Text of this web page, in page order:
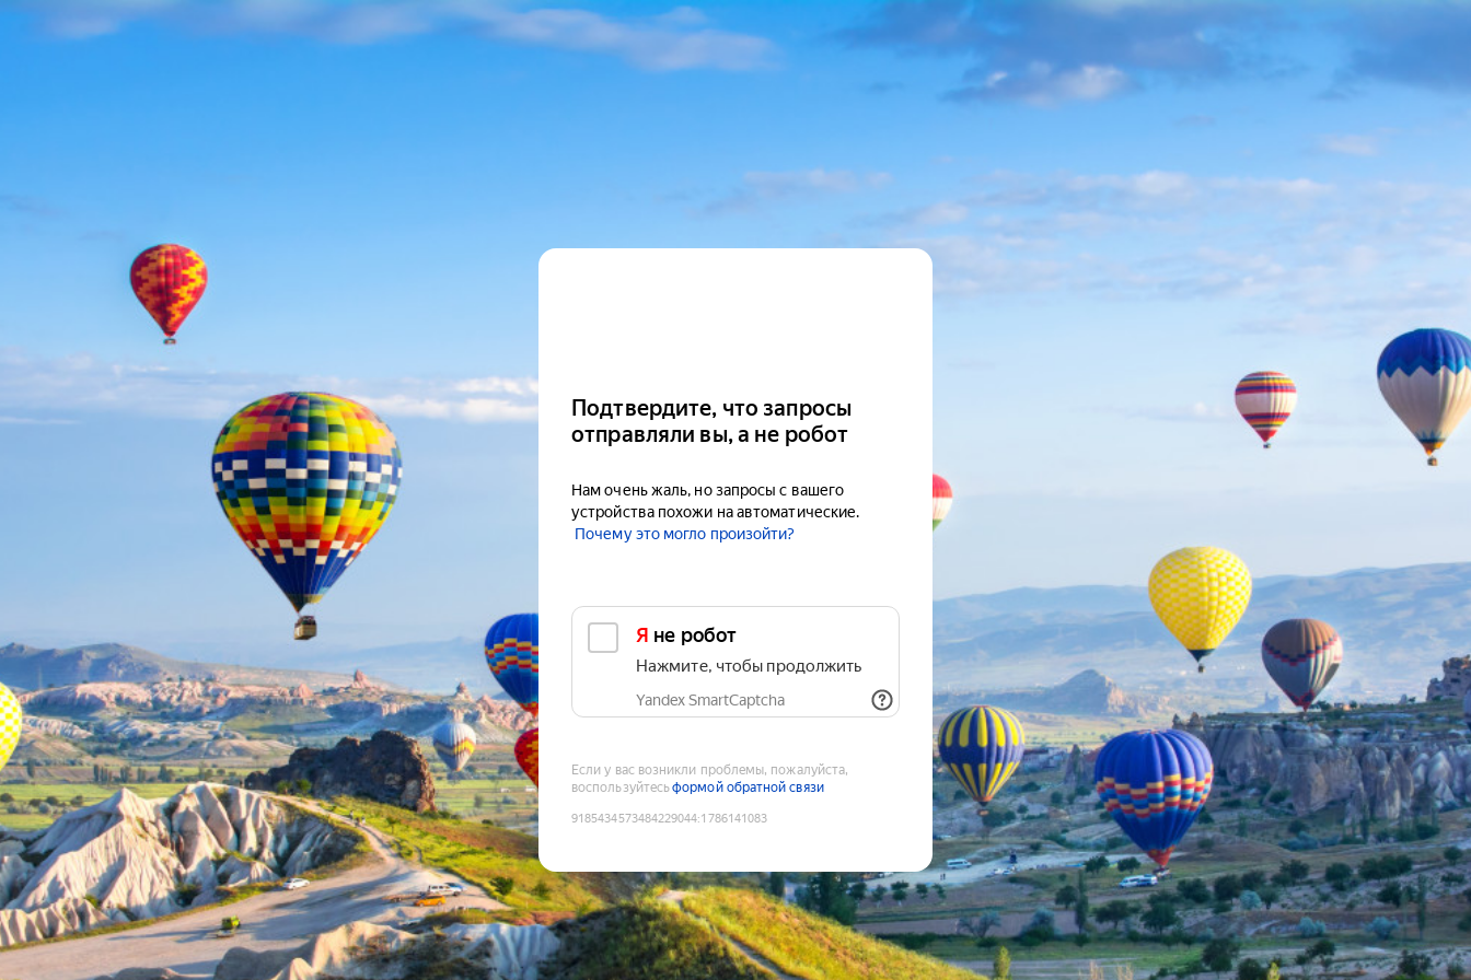
Подтвердите, что запросы
отправляли вы, а не робот
Нам очень жаль, но запросы с вашего
устройства похожи на автоматические.
Почему это могло произойти?
Я не робот
Нажмите, чтобы продолжить
Yandex SmartCaptcha
Если у вас возникли проблемы, пожалуйста,
воспользуйтесьформой обратной связи
9185434573484229044:1786141083